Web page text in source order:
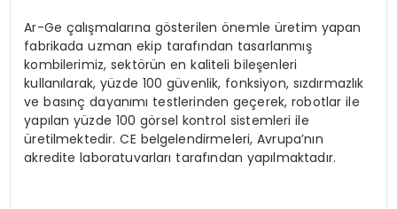
Ar-Ge çalışmalarına gösterilen önemle üretim yapan
fabrikada uzman ekip tarafından tasarlanmış
kombilerimiz, sektörün en kaliteli bileşenleri
kullanılarak, yüzde 100 güvenlik, fonksiyon, sızdırmazlık
ve basınç dayanımı testlerinden geçerek, robotlar ile
yapılan yüzde 100 görsel kontrol sistemleri ile
üretilmektedir. CE belgelendirmeleri, Avrupa’nın
akredite laboratuvarları tarafından yapılmaktadır.